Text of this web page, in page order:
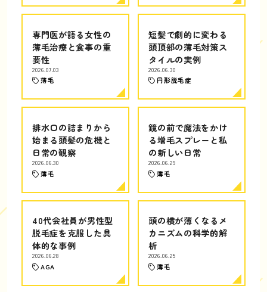
専門医が語る女性の
薄毛治療と食事の重
要性
2026.07.03
薄毛
短髪で劇的に変わる
頭頂部の薄毛対策ス
タイルの実例
2026.06.30
円形脱毛症
排水口の詰まりから
始まる頭髪の危機と
日常の観察
2026.06.30
薄毛
鏡の前で魔法をかけ
る増毛スプレーと私
の新しい日常
2026.06.29
薄毛
40代会社員が男性型
脱毛症を克服した具
体的な事例
2026.06.28
AGA
頭の横が薄くなるメ
カニズムの科学的解
析
2026.06.25
薄毛